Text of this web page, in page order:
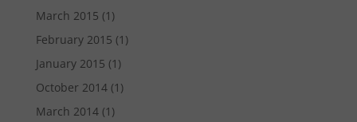
March 2015 (1)
February 2015 (1)
January 2015 (1)
October 2014(1)
March 2014(1)